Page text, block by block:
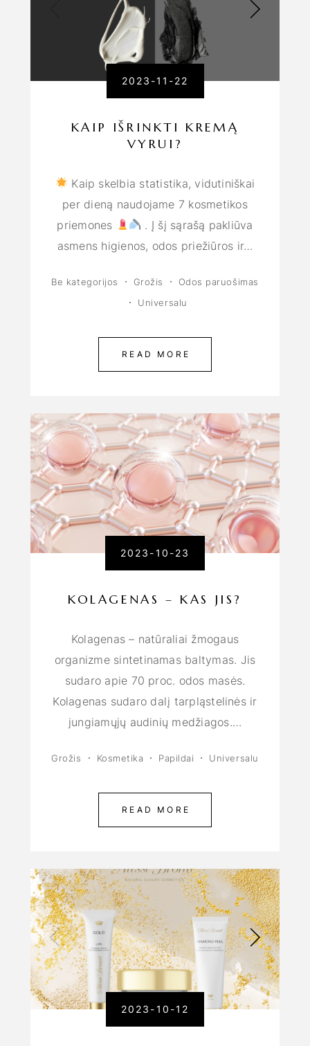
2023-11-22
KAIP IŠRINKTI KREMĄ
VYRUI?
Kaip skelbia statistika, vidutiniškai
per dieną naudojame 7 kosmetikos
priemones
. Į šį sąrašą pakliūva
asmens higienos, odos priežiūros ir…
Be kategorijos Grožis
Odos paruošimas
Universalu
READ MORE
2023-10-23
KOLAGENAS – KAS JIS?
Kolagenas – natūraliai žmogaus
organizme sintetinamas baltymas. Jis
sudaro apie 70 proc. odos masės.
Kolagenas sudaro dalį tarpląstelinės ir
jungiamųjų audinių medžiagos.…
Grožis Kosmetika Papildai Universalu
READ MORE
2023-10-12